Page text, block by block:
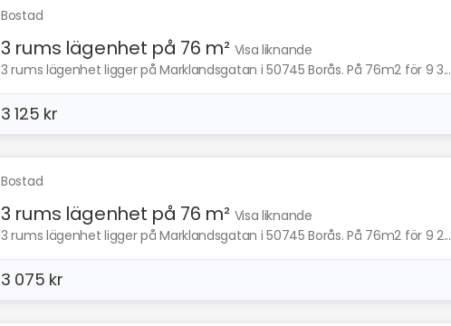
Bostad
3 rums lägenhet på 76 m² Visa liknande
3 rums lägenhet ligger på Marklandsgatan i 50745 Borås. På 76m2 för 9 3...
3 125 kr
Bostad
3 rums lägenhet på 76 m² Visa liknande
3 rums lägenhet ligger på Marklandsgatan i 50745 Borås. På 76m2 för 9 2...
3 075 kr